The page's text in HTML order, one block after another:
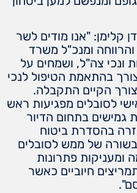
קלימן: "אנו מודים לשר
ומנכ"ל משרד
ונכי צה"ל, ושמחים על
בהתאמת הטיפול לנכי
הקיים התקבלה.
לסובלים מפגיעות ראש
גמישים בתחום הדיור
בהסדרת ביטוח
של ממש לסובלים
ומעניקות פתרונות
חיוביים כאשר